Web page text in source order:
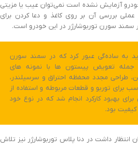
آزمایش نشده است نمی‌توان عیب‌ یا مزیتی
عملی بررسی آن بر روی کاغذ و دعا کردن برای
سورن توربوشارژر در این خودرو است.
به ساده‌گی عبور کرد که در سمند سورن
از جمله تعویض پیستون ها با نمونه های
طراحی مجدد محفظه احتراق و سرسیلندر،
برای توربو و قطعات مربوطه و استفاده از
بهبود کارکرد انجام شد که در نوع خود
بود.
انتظار داشت در دنا پلاس توربوشارژر نیز تلاش